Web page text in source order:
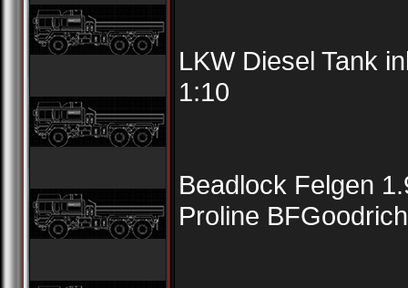
LKW Diesel Tank
1:10
Beadlock Felgen
Proline